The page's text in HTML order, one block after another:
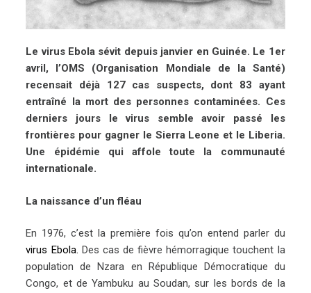
Le virus Ebola sévit depuis janvier en Guinée. Le 1er
avril, l’OMS (Organisation Mondiale de la Santé)
recensait déjà 127 cas suspects, dont 83 ayant
entraîné la mort des personnes contaminées. Ces
derniers jours le virus semble avoir passé les
frontières pour gagner le Sierra Leone et le Liberia.
Une épidémie qui affole toute la communauté
internationale.
La naissance d’un fléau
En 1976, c’est la première fois qu’on entend parler du
virus Ebola. Des cas de fièvre hémorragique touchent la
population de Nzara en République Démocratique du
Congo, et de Yambuku au Soudan, sur les bords de la